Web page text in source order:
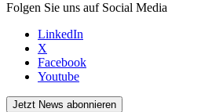
Folgen Sie uns auf Social Media
LinkedIn
X
Facebook
Youtube
Jetzt News abonnieren